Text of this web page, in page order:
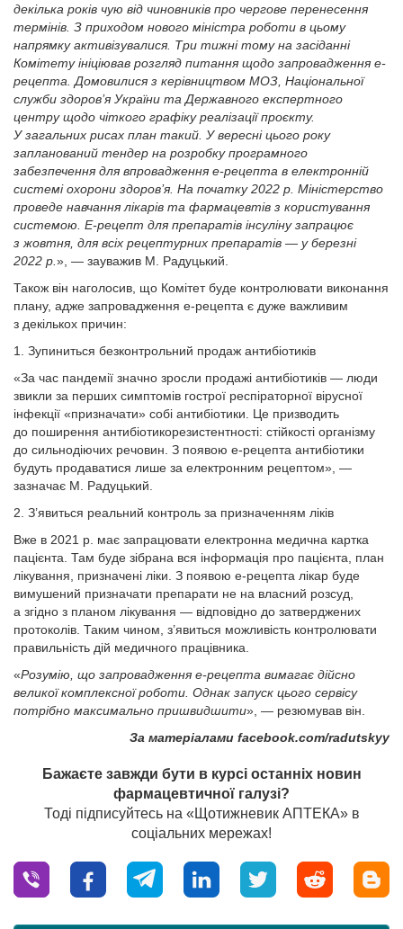
декілька років чую від чиновників про чергове перенесення
термінів. З приходом нового міністра роботи в цьому
напрямку активізувалися. Три тижні тому на засіданні
Комітету ініціював розгляд питання щодо запровадження е-
рецепта. Домовилися з керівництвом МОЗ, Національної
служби здоров’я України та Державного експертного
центру щодо чіткого графіку реалізації проєкту.
У загальних рисах план такий. У вересні цього року
запланований тендер на розробку програмного
забезпечення для впровадження е-рецепта в електронній
системі охорони здоров’я. На початку 2022 р. Міністерство
проведе навчання лікарів та фармацевтів з користування
системою. Е-рецепт для препаратів інсуліну запрацює
з жовтня, для всіх рецептурних препаратів — у березні
2022 р. », — зауважив М. Радуцький.
Також він наголосив, що Комітет буде контролювати виконання
плану, адже запровадження е-рецепта є дуже важливим
з декількох причин:
1. Зупиниться безконтрольний продаж антибіотиків
«За час пандемії значно зросли продажі антибіотиків — люди
звикли за перших симптомів гострої респіраторної вірусної
інфекції «призначати» собі антибіотики. Це призводить
до поширення антибіотикорезистентності: стійкості організму
до сильнодіючих речовин. З появою е-рецепта антибіотики
будуть продаватися лише за електронним рецептом», —
зазначає М. Радуцький.
2. З’явиться реальний контроль за призначенням ліків
Вже в 2021 р. має запрацювати електрон­на медична картка
пацієнта. Там буде зібрана вся інформація про пацієнта, план
лікування, призначені ліки. З появою е-рецепта лікар буде
вимушений призначати препарати не на власний розсуд,
а згідно з планом лікування — відповідно до затверджених
протоколів. Таким чином, з’явиться можливість контролювати
правильність дій медичного працівника.
«Розумію, що запровадження е-рецепта вимагає дійсно
великої комплексної роботи. Однак запуск цього сервісу
потрібно максимально пришвидшити», — резюмував він.
За матеріалами facebook.com/radutskyy
Бажаєте завжди бути в курсі останніх новин
фармацевтичної галузі?
Тоді підписуйтесь на «Щотижневик АПТЕКА» в
соціальних мережах!